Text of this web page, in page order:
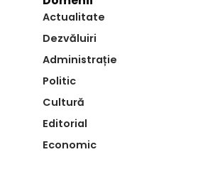
Actualitate
Dezvăluiri
Administrație
Politic
Cultură
Editorial
Economic